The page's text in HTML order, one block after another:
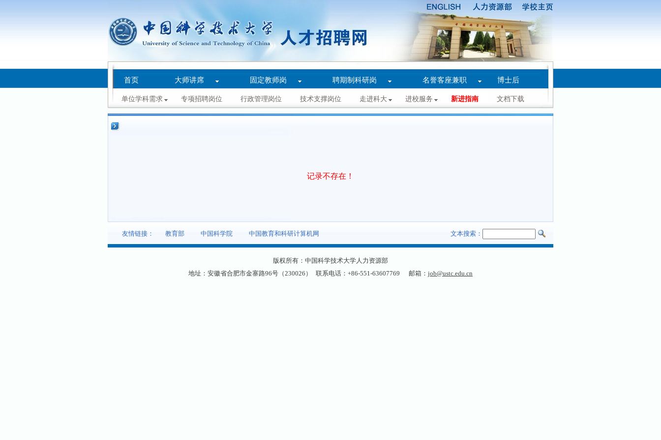
首页 大师讲席 固定教师岗 聘期制科研岗 名誉客座兼职 博士后
单位学科需求 专项招聘岗位 行政管理岗位 技术支撑岗位 走进科大 进校服务 新进指南 文档下载
记录不存在！
友情链接： 教育部 中国科学院 中国教育和科研计算机网 文本搜索：
版权所有：中国科学技术大学人力资源部
地址：安徽省合肥市金寨路96号（230026）
联系电话：+86-551-63607769 邮箱： job@ustc.edu.cn